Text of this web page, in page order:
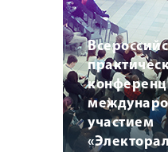
участием